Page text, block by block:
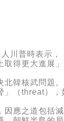
普時表示，
得更大進展
核武問題
（threat），
之道包括